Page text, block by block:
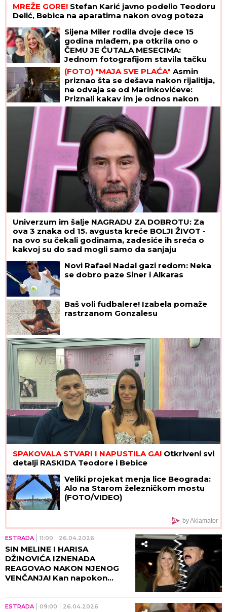
MREŽE GORE! Stefan Karić javno podelio Teodoru
Delić, Bebica na aparatima nakon ovog poteza
Sijena Miler rodila dvoje dece 15
godina mlađem, pa otkrila ono o
ČEMU JE ĆUTALA MESECIMA:
Jednom fotografijom stavila tačku
na nagađanja
(FOTO) "MAJA SVE PLAĆA" Asmin
priznao šta se dešava nakon rijalitija,
ne odvaja se od Marinkovićeve:
Priznali kakav im je odnos nakon
skandala
Univerzum im šalje NAGRADU ZA DOBROTU: Za
ova 3 znaka od 15. avgusta kreće BOLJI ŽIVOT -
na ovo su čekali godinama, zadesiće ih sreća o
kakvoj su do sad mogli samo da sanjaju
Novi Rafael Nadal gazi redom: Neka
se dobro paze Siner i Alkaras
Baš voli fudbalere! Izabela pomaže
rastrzanom Gonzalesu
SPAKOVALA STVARI I NAPUSTILA GA! Otkriveni svi
detalji RASKIDA Teodore i Bebice
Veliki projekat menja lice Beograda:
Alo na Starom železničkom mostu
(FOTO/VIDEO)
by Aklamator
ESTRADA 11:00 26.04.2026
SIN MELINE I HARISA
DŽINOVIĆA IZNENADA
REAGOVAO NAKON NJENOG
VENČANJA! Kan napokon
ESTRADA 09:00 26.04.2026